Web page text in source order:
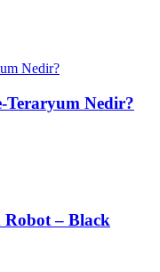
Teraryum Nedir?
Robot – Black